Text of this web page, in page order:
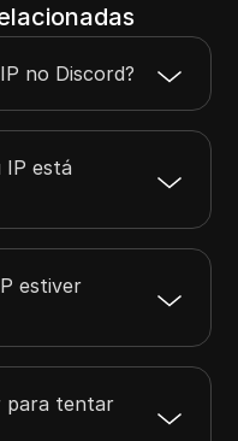
no Discord?
IP está
estiver
para tentar